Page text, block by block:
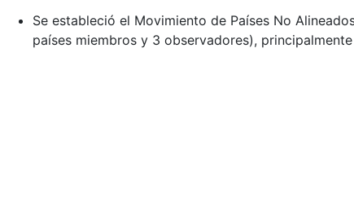
Se estableció el Movimiento de Países No
países miembros y 3 observadores),